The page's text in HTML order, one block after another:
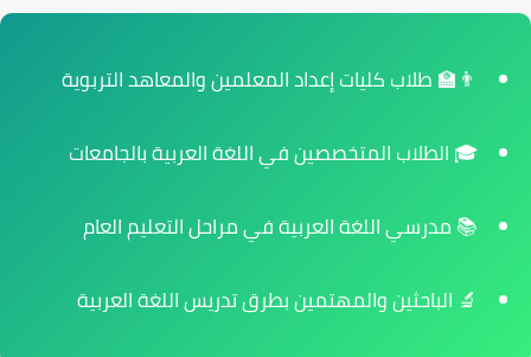
👨‍🏫طلاب كليات إعداد المعلمينوالمعاهد التربوية
🎓الطلاب المتخصصين في اللغة العربيةبالجامعات
📚مدرسي اللغة العربيةفي مراحل التعليم العام
🔬 الباحثين والمهتمينبطرق تدريس اللغة العربية